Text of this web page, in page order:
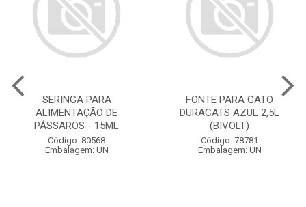
SERINGA PARA
ALIMENTAÇÃO DE
PÁSSAROS - 15ML
Código: 80568
Embalagem: UN
FONTE PARA GATO
DURACATS AZUL 2,5L
(BIVOLT)
Código: 78781
Embalagem: UN